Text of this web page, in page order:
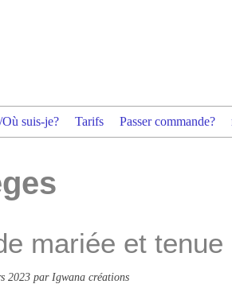
suis-je? Tarifs Passer commande?
mariée et
2023 par Igwana créations